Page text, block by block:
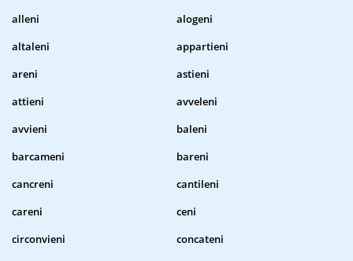
alleni
alogeni
altaleni
appartieni
areni
astieni
attieni
avveleni
avvieni
baleni
barcameni
bareni
cancreni
cantileni
careni
ceni
circonvieni
concateni